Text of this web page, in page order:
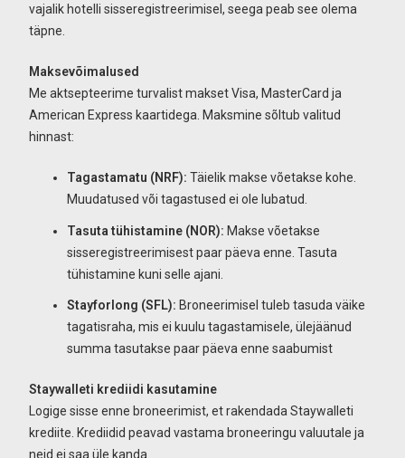
vajalik hotelli sisseregistreerimisel, seega peab see olema
täpne.
Maksevõimalused
Me aktsepteerime turvalist makset Visa, MasterCard ja
American Express kaartidega. Maksmine sõltub valitud
hinnast:
Tagastamatu (NRF): Täielik makse võetakse kohe.
Muudatused või tagastused ei ole lubatud.
Tasuta tühistamine (NOR): Makse võetakse
sisseregistreerimisest paar päeva enne. Tasuta
tühistamine kuni selle ajani.
Stayforlong (SFL): Broneerimisel tuleb tasuda väike
tagatisraha, mis ei kuulu tagastamisele, ülejäänud
summa tasutakse paar päeva enne saabumist
Staywalleti krediidi kasutamine
Logige sisse enne broneerimist, et rakendada Staywalleti
krediite. Krediidid peavad vastama broneeringu valuutale ja
neid ei saa üle kanda.